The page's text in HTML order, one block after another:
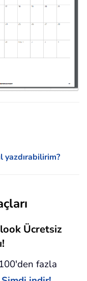
yazdırabilirim?
Ücretsiz
fazla